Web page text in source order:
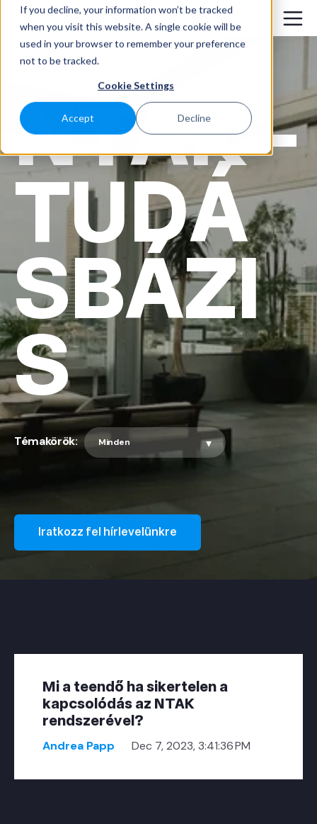
If you decline, your information won’t be tracked
when you visit this website. A single cookie will be
used in your browser to remember your preference
not to be tracked.
Cookie Settings
Accept Decline
NTAK -
TUDÁ
SBÁZI
S
Témakörök:
Iratkozz fel hírlevelünkre
Mi a teendő ha sikertelen a
kapcsolódás az NTAK
rendszerével?
Andrea Papp Dec 7, 2023, 3:41:36 PM